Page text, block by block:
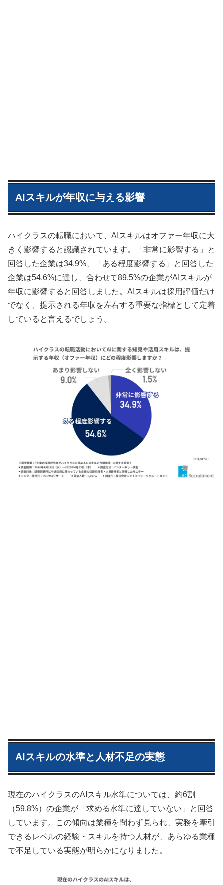
AIスキルが年収に与える影響
ハイクラスの転職において、AIスキルはオファー年収に大
きく影響すると認識されています。「非常に影響する」と
回答した企業は34.9%、「ある程度影響する」と回答した
企業は54.6%に達し、合わせて89.5%の企業がAIスキルが
年収に影響すると回答しました。AIスキルは採用評価だけ
でなく、提示される年収を左右する重要な指標として定着
していると言えるでしょう。
AIスキルの水準と人材不足の実態
現在のハイクラスのAIスキル水準については、約6割
（59.8%）の企業が「求める水準に達していない」と回答
しています。この傾向は業種を問わず見られ、実務を牽引
できるレベルの経験・スキルを持つ人材が、あらゆる業種
で不足している実態が明らかになりました。